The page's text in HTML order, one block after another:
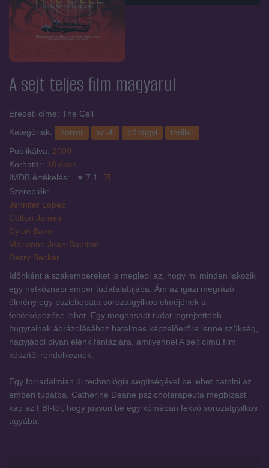
A sejt teljes film magyarul
Eredeti címe: The Cell
Kategóriák:
horror sci-fi bűnügyi
thriller
Publikálva: 2000
Korhatár: 18 éves
IMDB értékelés:
7.1
Szereplők:
Jennifer Lopez
Colton James
Dylan Baker
Marianne Jean-Baptiste
Gerry Becker
Időnként a szakembereket is meglepi az, hogy mi minden lakozik
egy hétköznapi ember tudatalattijába. Ám az igazi megrázó
élmény egy pszichopata sorozatgyilkos elméjének a
feltérképezése lehet. Egy meghasadt tudat legrejtettebb
bugyrainak ábrázolásához hatalmas képzelőerőre lenne szükség,
nagyjából olyan élénk fantáziára, amilyennel A sejt című film
készítői rendelkeznek.
Egy forradalmian új technológia segítségével be lehet hatolni az
emberi tudatba. Catherine Deane pszichoterapeuta megbízást
kap az FBI-tól, hogy jusson be egy kómában fekvő sorozatgyilkos
agyába.